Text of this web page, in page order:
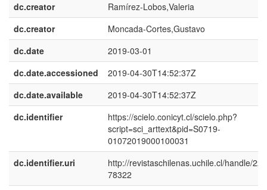
dc.creator
Ramírez-Lobos,Valeria
dc.creator
Moncada-Cortes,Gustavo
dc.date
2019-03-01
dc.date.accessioned
2019-04-30T14:52:37Z
dc.date.available
2019-04-30T14:52:37Z
dc.identifier
https://scielo.conicyt.cl/scielo.php?
script=sci_arttext&pid=S0719-
01072019000100031
dc.identifier.uri
http://revistaschilenas.uchile.cl/handle/
78322